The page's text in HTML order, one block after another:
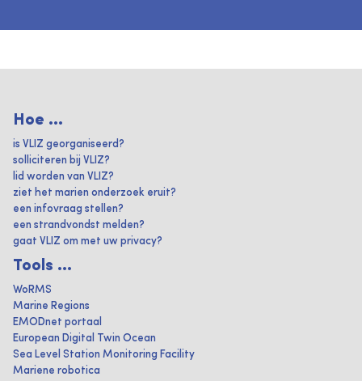
Hoe ...
is VLIZ georganiseerd?
solliciteren bij VLIZ?
lid worden van VLIZ?
ziet het marien onderzoek eruit?
een infovraag stellen?
een strandvondst melden?
gaat VLIZ om met uw privacy?
Tools ...
WoRMS
Marine Regions
EMODnet portaal
European Digital Twin Ocean
Sea Level Station Monitoring Facility
Mariene robotica